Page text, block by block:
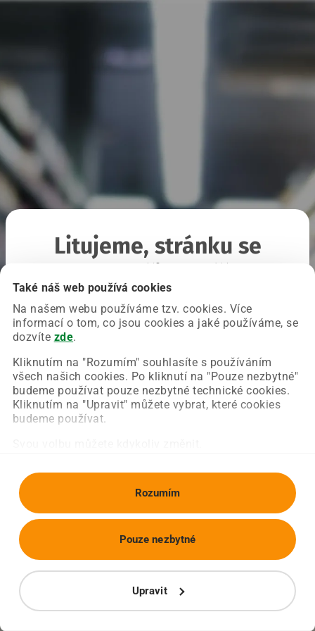
Také náš web používá cookies
Na našem webu používáme tzv. cookies. Více
informací o tom, co jsou cookies a jaké používáme, se
dozvíte zde.
Kliknutím na "Rozumím" souhlasíte s používáním
všech našich cookies. Po kliknutí na "Pouze nezbytné"
budeme používat pouze nezbytné technické cookies.
Kliknutím na "Upravit" můžete vybrat, které cookies
budeme používat.
Rozumím
Upravit
Pouze nezbytné
Litujeme, stránku se
Chyba nastala na naší straně a už ji opravujeme.
Zkuste prosím znovu načíst požadovanou stránku.
Obnovit stránku Úvodní strana